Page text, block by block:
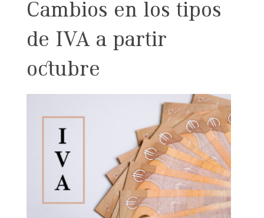
Cambios en los tipos
de IVA a partir
octubre